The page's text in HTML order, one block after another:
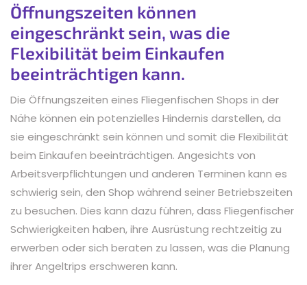
Öffnungszeiten können
eingeschränkt sein, was die
Flexibilität beim Einkaufen
beeinträchtigen kann.
Die Öffnungszeiten eines Fliegenfischen Shops in der
Nähe können ein potenzielles Hindernis darstellen, da
sie eingeschränkt sein können und somit die Flexibilität
beim Einkaufen beeinträchtigen. Angesichts von
Arbeitsverpflichtungen und anderen Terminen kann es
schwierig sein, den Shop während seiner Betriebszeiten
zu besuchen. Dies kann dazu führen, dass Fliegenfischer
Schwierigkeiten haben, ihre Ausrüstung rechtzeitig zu
erwerben oder sich beraten zu lassen, was die Planung
ihrer Angeltrips erschweren kann.